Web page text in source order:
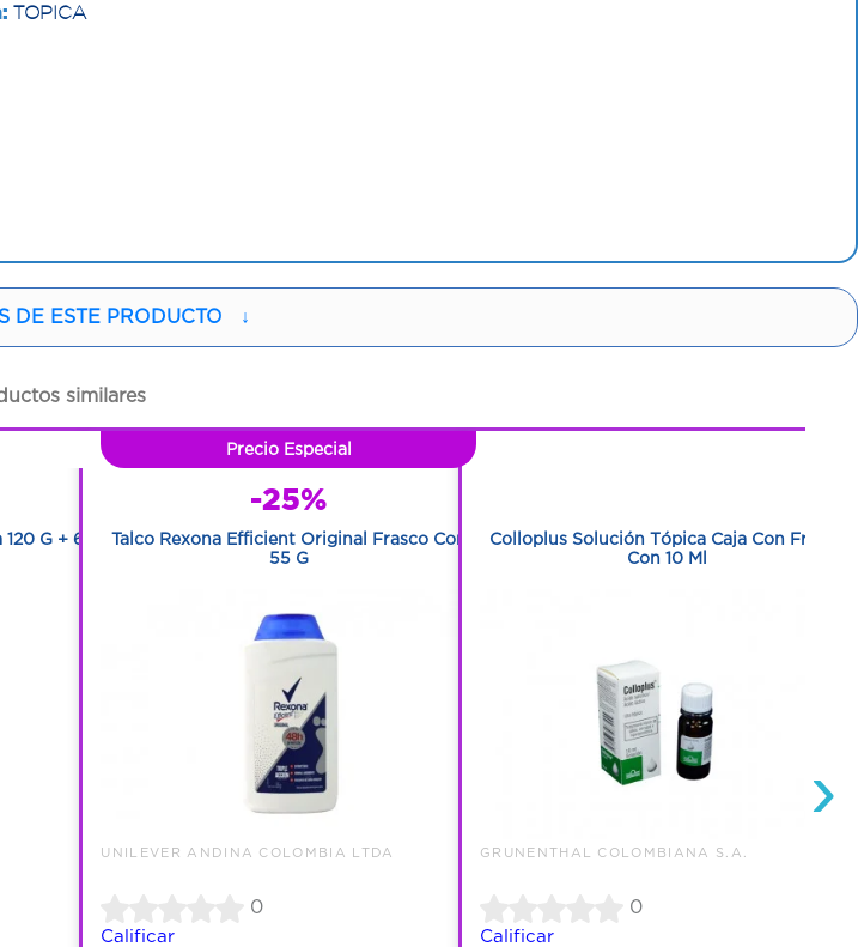
TOPICA
DE ESTE PRODUCTO ↓
similares
G + 60
Precio Especial
-25%
Talco Rexona Efficient Original Frasco Con
55 G
UNILEVER ANDINA COLOMBIA LTDA
0
Calificar
Colloplus Solución Tópica Caja Con Frasco
Con 10 Ml
GRUNENTHAL COLOMBIANA S.A.
0
Calificar
›